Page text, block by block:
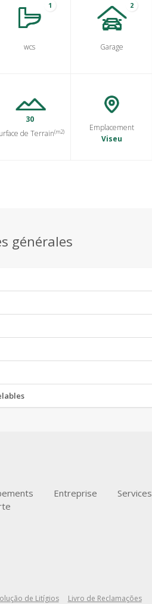
1
wcs
2
Garage
30
de Terrain(m2)
Emplacement
Viseu
générales
Entreprise Services
de Litígios
Livro de Reclamações